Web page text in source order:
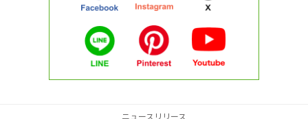
ニュースリリース